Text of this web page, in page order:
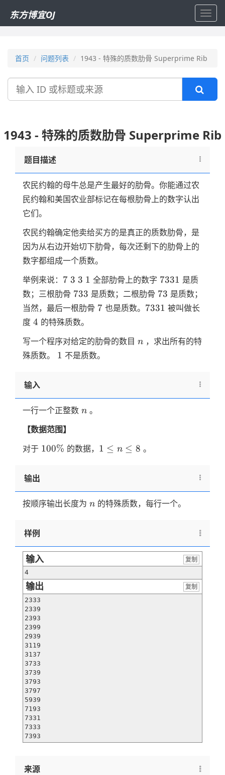
东方博宜OJ
首页 问题列表 1943 - 特殊的质数肋骨 Superprime Rib
搜
1943 - 特殊的质数肋骨 Superprime Rib
题目描述
农民约翰的母牛总是产生最好的肋骨。你能通过农
民约翰和美国农业部标记在每根肋骨上的数字认出
它们。
农民约翰确定他卖给买方的是真正的质数肋骨，是
因为从右边开始切下肋骨，每次还剩下的肋骨上的
数字都组成一个质数。
举例来说： 7
7 3
3 3
3 1
1 全部肋骨上的数字 7331
7331 是质
数；三根肋骨 733
733 是质数；二根肋骨 73
73 是质数；
当然，最后一根肋骨 7
7 也是质数。 7331
7331 被叫做长
度 4
4 的特殊质数。
写一个程序对给定的肋骨的数目 n
n ，求出所有的特
殊质数。 1
1 不是质数。
输入
一行一个正整数 n
n 。
【数据范围】
对于 100\%
100% 的数据， 1≤n≤8
1 ≤ n ≤ 8 。
输出
按顺序输出长度为 n
n 的特殊质数，每行一个。
样例
输入
复制
4
输出
复制
2333
2339
2393
2399
2939
3119
3137
3733
3739
3793
3797
5939
7193
7331
7333
7393
来源